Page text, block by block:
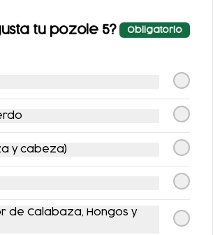
tu pozole 5? Obligatorio
y cabeza)
de Calabaza, Hongos y